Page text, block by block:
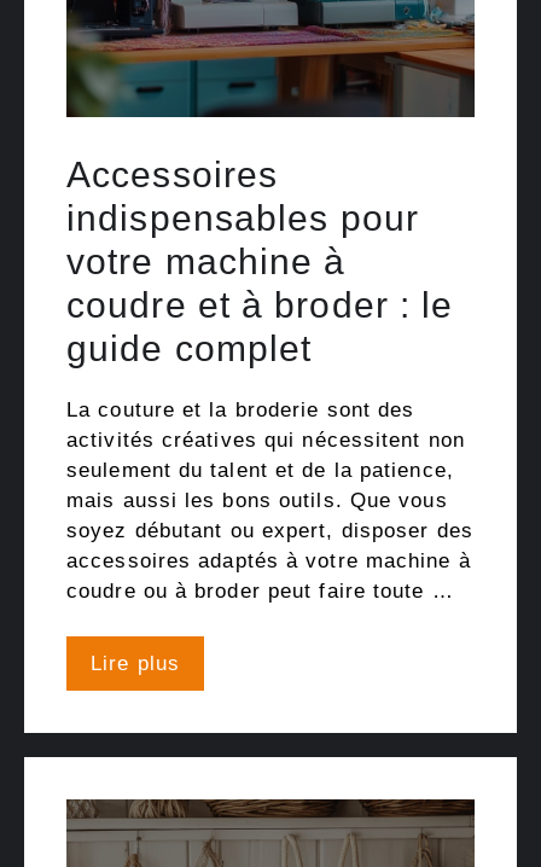
Accessoires
indispensables pour
votre machine à
coudre et à broder : le
guide complet
La couture et la broderie sont des
activités créatives qui nécessitent non
seulement du talent et de la patience,
mais aussi les bons outils. Que vous
soyez débutant ou expert, disposer des
accessoires adaptés à votre machine à
coudre ou à broder peut faire toute …
Lire plus